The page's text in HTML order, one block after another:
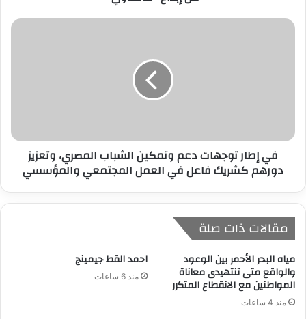
في إطار توجهات دعم وتمكين الشباب المصري، وتعزيز
دورهم كشريك فاعل في العمل المجتمعي والمؤسسي
مقالات ذات صلة
مياه البحر الأحمر بين الوعود
والواقع متى تنتهيدى معاناة
المواطنين مع الانقطاع المتكرر
منذ 4 ساعات
احمد القط جيمينج
منذ 6 ساعات